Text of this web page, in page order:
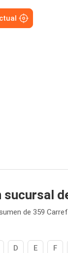
sucursal
de 359
D E F